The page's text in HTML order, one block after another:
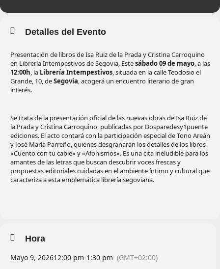
Detalles del Evento
Presentación de libros de Isa Ruiz de la Prada y Cristina Carroquino
en Librería Intempestivos de Segovia, Estesábado 09 de mayo, a las
12:00h, la Librería Intempestivos, situada en la calle Teodosio el
Grande, 10, deSegovia, acogerá un encuentro literario de gran
interés.
Se trata de la presentación oficial de las nuevas obras de Isa Ruiz de
la Prada y Cristina Carroquino, publicadas por Dosparedesy1puente
ediciones. El acto contará con la participación especial de Tono Areán
y José María Parreño, quienes desgranarán los detalles de los libros
«Cuento con tu cable» y «Afonismos». Es una cita ineludible para los
amantes de las letras que buscan descubrir voces frescas y
propuestas editoriales cuidadas en el ambiente íntimo y cultural que
caracteriza a esta emblemática librería segoviana.
Hora
Mayo 9, 202612:00 pm-1:30 pm (GMT+02:00)